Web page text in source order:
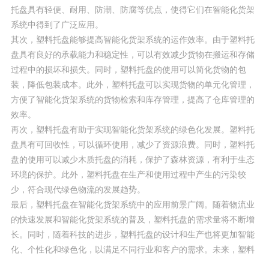
托盘具有轻便、耐用、防潮、防腐等优点，使得它们在智能化货架
系统中得到了广泛应用。
其次，塑料托盘能够提高智能化货架系统的运作效率。由于塑料托
盘具有良好的承载能力和稳定性，可以有效减少货物在搬运和存储
过程中的损坏和损失。同时，塑料托盘的使用可以简化货物的包
装，降低包装成本。此外，塑料托盘可以实现货物的单元化管理，
方便了智能化货架系统的货物检索和库存管理，提高了仓库管理的
效率。
再次，塑料托盘有助于实现智能化货架系统的绿色化发展。塑料托
盘具有可回收性，可以循环使用，减少了资源浪费。同时，塑料托
盘的使用可以减少木质托盘的消耗，保护了森林资源，有利于生态
环境的保护。此外，塑料托盘在生产和使用过程中产生的污染较
少，符合现代绿色物流的发展趋势。
最后，塑料托盘在智能化货架系统中的应用前景广阔。随着物流业
的快速发展和智能化货架系统的普及，塑料托盘的需求量将不断增
长。同时，随着科技的进步，塑料托盘的设计和生产也将更加智能
化、个性化和绿色化，以满足不同行业和客户的需求。未来，塑料